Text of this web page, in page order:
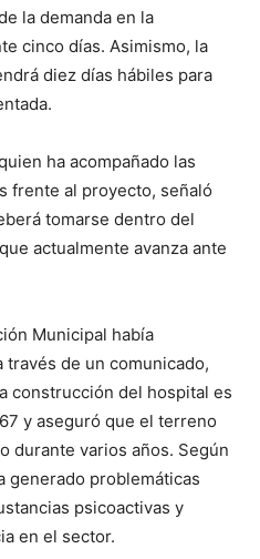
la demanda en la
cinco días. Asimismo, la
diez días hábiles para
ha acompañado las
frente al proyecto, señaló
tomarse dentro del
actualmente avanza ante
Municipal había
de un comunicado,
construcción del hospital es
y aseguró que el terreno
durante varios años. Según
generado problemáticas
psicoactivas y
en el sector.